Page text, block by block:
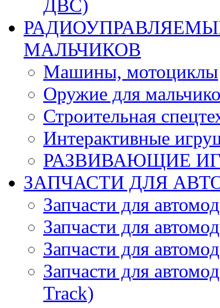
ДВС)
МАЛЬЧИКОВ
Машины, мотоциклы
Оружие для
Строительная
Интерактивные
РАЗВИВАЮЩИЕ
ЗАПЧАСТИ ДЛЯ
Запчасти для
Запчасти для
Запчасти для
Запчасти для
Track)